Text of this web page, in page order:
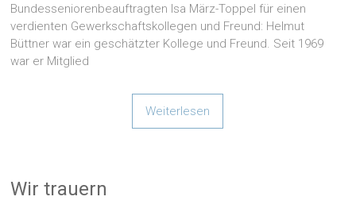
Bundesseniorenbeauftragten Isa März-Toppel für einen
verdienten Gewerkschaftskollegen und Freund: Helmut
Büttner war ein geschätzter Kollege und Freund. Seit 1969
war er Mitglied
Weiterlesen
Wir trauern